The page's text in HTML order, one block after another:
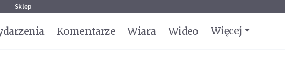
Sklep
Komentarze Wiara Wideo Więcej